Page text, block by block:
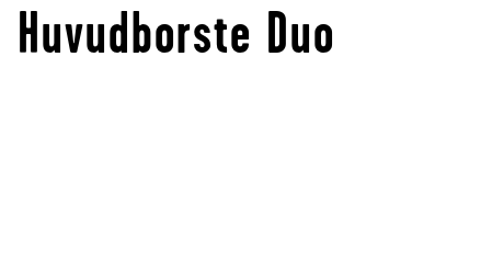
Huvudborste Duo